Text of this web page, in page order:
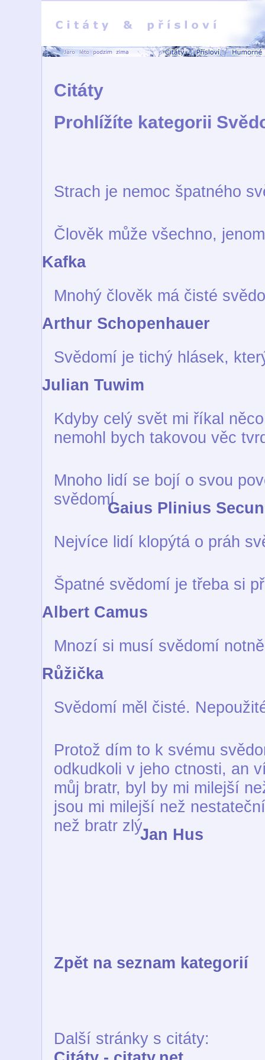
Citáty
Prohlížíte kategorii
Strach je nemoc špatného
Člověk může všechno,
Kafka
Mnohý člověk má čisté
Arthur Schopenhauer
Svědomí je tichý hlásek,
Julian Tuwim
Kdyby celý svět mi říkal
nemohl bych takovou věc
Mnoho lidí se bojí o svou
svědomíGaius Plinius
Nejvíce lidí klopýtá o práh
Špatné svědomí je třeba si
Albert Camus
Mnozí si musí svědomí
Růžička
Svědomí měl čisté.
Protož dím to k svému
odkudkoli v jeho ctnosti, an
můj bratr, byl by mi milejší
jsou mi milejší než
než bratr zlý.Jan Hus
Zpět na seznam kategorií
Další stránky s citáty: